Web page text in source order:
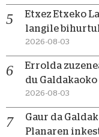
Etxez Etxeko
langile
2026-08-03
Errolda
du
2026-08-03
Gaur da
Planaren